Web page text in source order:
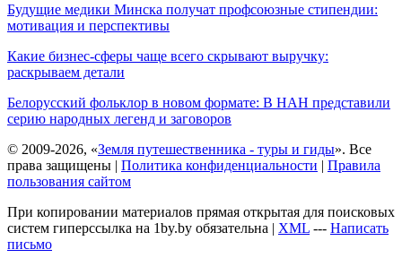
Будущие медики Минска получат профсоюзные стипендии:
мотивация и перспективы
Какие бизнес-сферы чаще всего скрывают выручку:
раскрываем детали
Белорусский фольклор в новом формате: В НАН представили
серию народных легенд и заговоров
© 2009-2026, «Земля путешественника - туры и гиды». Все
права защищены | Политика конфиденциальности | Правила
пользования сайтом
При копировании материалов прямая открытая для поисковых
систем гиперссылка на 1by.by обязательна | XML --- Написать
письмо